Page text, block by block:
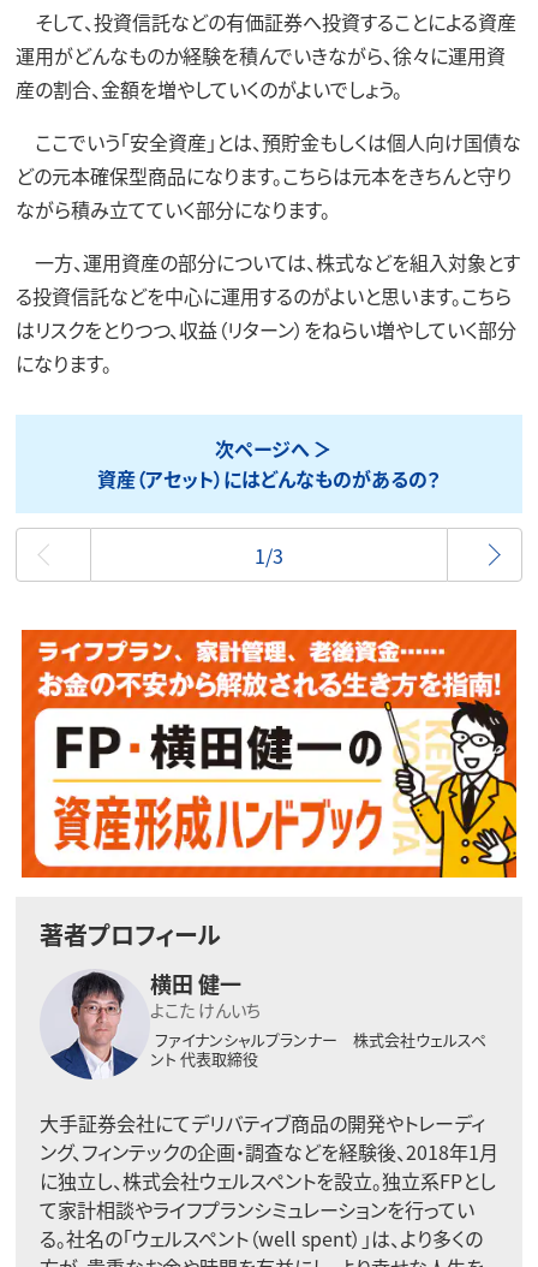
そして、投資信託などの有価証券へ投資することによる資産
運用がどんなものか経験を積んでいきながら、徐々に運用資
産の割合、金額を増やしていくのがよいでしょう。
ここでいう「安全資産」とは、預貯金もしくは個人向け国債な
どの元本確保型商品になります。こちらは元本をきちんと守り
ながら積み立てていく部分になります。
一方、運用資産の部分については、株式などを組入対象とす
る投資信託などを中心に運用するのがよいと思います。こちら
はリスクをとりつつ、収益（リターン）をねらい増やしていく部分
になります。
次ページへ
資産（アセット）にはどんなものがあるの？
最初
1/3
著者プロフィール
横田 健一
よこた けんいち
ファイナンシャルプランナー 株式会社ウェルスペ
ント 代表取締役
大手証券会社にてデリバティブ商品の開発やトレーディ
ング、フィンテックの企画・調査などを経験後、2018年1月
に独立し、株式会社ウェルスペントを設立。独立系FPとし
て家計相談やライフプランシミュレーションを行ってい
る。社名の「ウェルスペント（well spent）」は、より多くの